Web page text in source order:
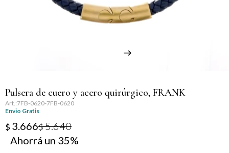
Pulsera de cuero y acero quirúrgico, FRANK
7FB-0620-7FB-0620
Envio Gratis
$ 3.666$5.640
35
Día del Amigo
Día del Maestro
Día del Padre